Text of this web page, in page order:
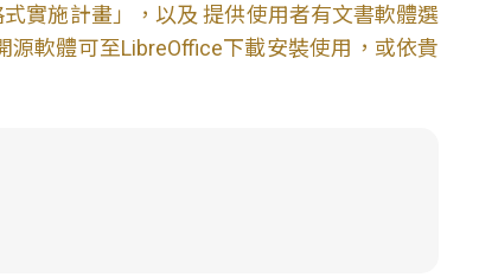
實施計畫」，以及 提供使用者有文書軟體選
軟體可至LibreOffice下載安裝使用，或依貴